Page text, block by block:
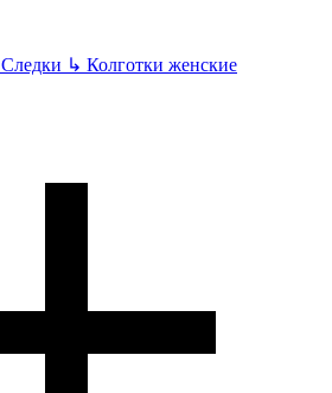
Следки ↳ Колготки женские